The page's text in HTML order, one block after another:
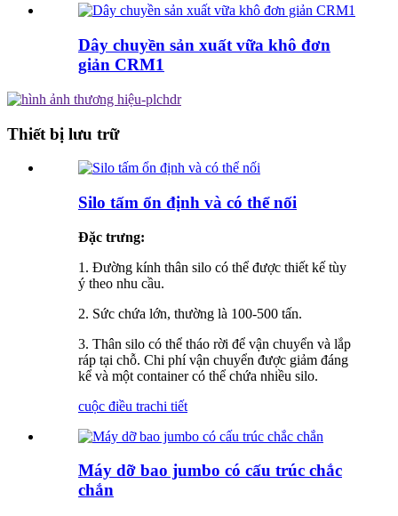
Dây chuyền sản xuất vữa khô đơn
giản CRM1
Thiết bị lưu trữ
Silo tấm ổn định và có thể nối
Đặc trưng:
1. Đường kính thân silo có thể được thiết kế tùy
ý theo nhu cầu.
2. Sức chứa lớn, thường là 100-500 tấn.
3. Thân silo có thể tháo rời để vận chuyển và lắp
ráp tại chỗ. Chi phí vận chuyển được giảm đáng
kể và một container có thể chứa nhiều silo.
cuộc điều trachi tiết
Máy dỡ bao jumbo có cấu trúc chắc
chắn